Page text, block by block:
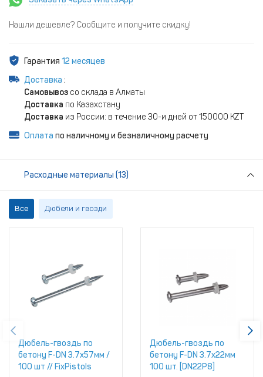
Нашли дешевле? Сообщите и получите скидку!
Гарантия 12 месяцев
Доставка :
Самовывоз со склада в Алматы
Доставка по Казахстану
Доставка из России: в течение 30-и дней от 150000 KZT
Оплата по наличному и безналичному расчету
Расходные материалы (13)
Все Дюбели и гвозди
Дюбель-гвоздь по
бетону F-DN 3.7x57мм /
100 шт // FixPistols
Дюбель-гвоздь по
бетону F-DN 3.7x22мм
100 шт. [DN22P8]